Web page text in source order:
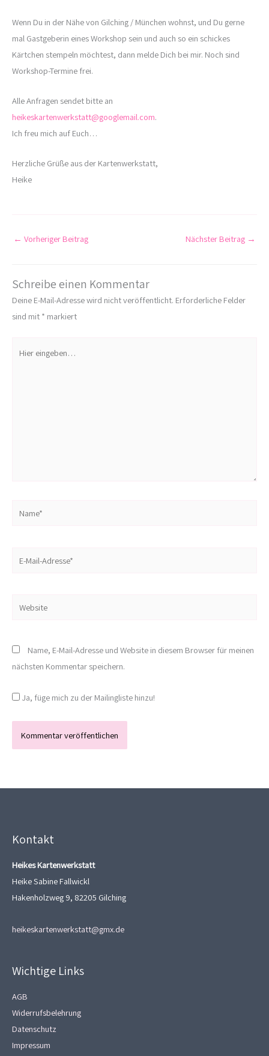
Wenn Du in der Nähe von Gilching / München wohnst, und Du gerne
mal Gastgeberin eines Workshop sein und auch so ein schickes
Kärtchen stempeln möchtest, dann melde Dich bei mir. Noch sind
Workshop-Termine frei.
Alle Anfragen sendet bitte an
heikeskartenwerkstatt@googlemail.com.
Ich freu mich auf Euch…
Herzliche Grüße aus der Kartenwerkstatt,
Heike
← Vorheriger Beitrag Nächster Beitrag →
Schreibe einen Kommentar
Deine E-Mail-Adresse wird nicht veröffentlicht. Erforderliche Felder
sind mit * markiert
eingeben…
Website
Name, E-Mail-Adresse und Website in diesem Browser für meinen
nächsten Kommentar speichern.
Ja, füge mich zu der Mailingliste hinzu!
Kontakt
Heikes Kartenwerkstatt
Heike Sabine Fallwickl
Hakenholzweg 9, 82205 Gilching
heikeskartenwerkstatt@gmx.de
Wichtige Links
AGB
Widerrufsbelehrung
Datenschutz
Impressum